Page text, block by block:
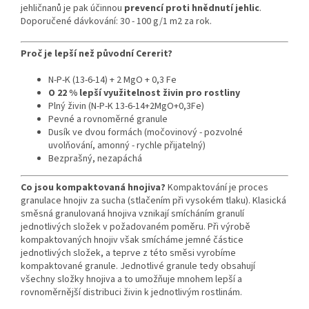
jehličnanů je pak účinnou prevencí proti hnědnutí jehlic.
Doporučené dávkování: 30 - 100 g/1 m2 za rok.
Proč je lepší než původní Cererit?
N-P-K (13-6-14) + 2 MgO + 0,3 Fe
O 22 % lepší využitelnost živin pro rostliny
Plný živin (N-P-K 13-6-14+2MgO+0,3Fe)
Pevné a rovnoměrné granule
Dusík ve dvou formách (močovinový - pozvolné
uvolňování, amonný - rychle přijatelný)
Bezprašný, nezapáchá
Co jsou kompaktovaná hnojiva? Kompaktování je proces
granulace hnojiv za sucha (stlačením při vysokém tlaku). Klasická
směsná granulovaná hnojiva vznikají smícháním granulí
jednotlivých složek v požadovaném poměru. Při výrobě
kompaktovaných hnojiv však smícháme jemné částice
jednotlivých složek, a teprve z této směsi vyrobíme
kompaktované granule. Jednotlivé granule tedy obsahují
všechny složky hnojiva a to umožňuje mnohem lepší a
rovnoměrnější distribuci živin k jednotlivým rostlinám.